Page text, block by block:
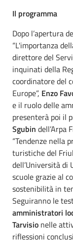
Il programma
Dopo l’apertura
“L'importanza
direttore del
inquinati della
coordinatore del
Europe”, Enzo
e il ruolo delle
presenterà poi il
Sgubin dell’Arpa
“Tendenze nella
turistiche del
dell’Università di
scuole grazie al
sostenibilità in
Seguiranno le
amministratori
Tarvisionelle
riflessioni